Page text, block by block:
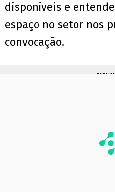
disponíveis e
espaço no setor nos
convocação.